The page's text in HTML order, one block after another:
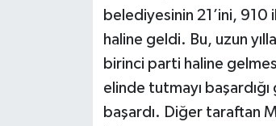
belediyesinin 21’ini, 910
haline geldi. Bu, uzun
birinci parti haline
elinde tutmayı
başardı. Diğer taraftan